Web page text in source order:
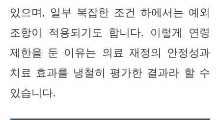
있으며, 일부 복잡한 조건 하에서는 예외
조항이 적용되기도 합니다. 이렇게 연령
제한을 둔 이유는 의료 재정의 안정성과
치료 효과를 냉철히 평가한 결과라 할 수
있습니다.